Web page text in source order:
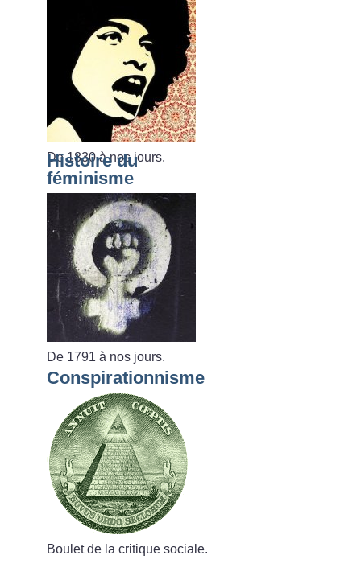
De 1830 à nos jours.
Histoire du
féminisme
De 1791 à nos jours.
Conspirationnisme
Boulet de la critique sociale.